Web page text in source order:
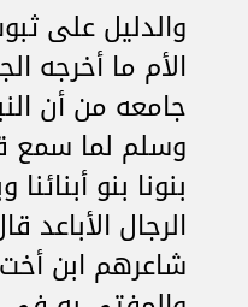
والدليل على
الأم ما أخرجه
جامعه من أن
وسلم لما سمع
بنونا بنو أبنائنا
الرجال الأباعد
شاعرهم ابن